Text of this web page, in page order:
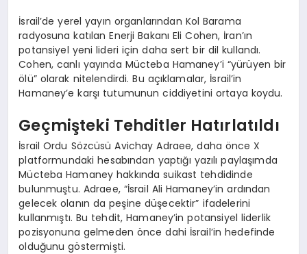
İsrail’de yerel yayın organlarından Kol Barama
radyosuna katılan Enerji Bakanı Eli Cohen, İran’ın
potansiyel yeni lideri için daha sert bir dil kullandı.
Cohen, canlı yayında Mücteba Hamaney’i “yürüyen bir
ölü” olarak nitelendirdi. Bu açıklamalar, İsrail’in
Hamaney’e karşı tutumunun ciddiyetini ortaya koydu.
Geçmişteki Tehditler Hatırlatıldı
İsrail Ordu Sözcüsü Avichay Adraee, daha önce X
platformundaki hesabından yaptığı yazılı paylaşımda
Mücteba Hamaney hakkında suikast tehdidinde
bulunmuştu. Adraee, “İsrail Ali Hamaney’in ardından
gelecek olanın da peşine düşecektir” ifadelerini
kullanmıştı. Bu tehdit, Hamaney’in potansiyel liderlik
pozisyonuna gelmeden önce dahi İsrail’in hedefinde
olduğunu göstermişti.